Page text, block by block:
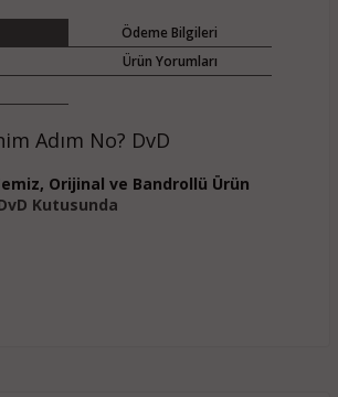
Ödeme Bilgileri
Ürün Yorumları
Adım No? DvD
Orijinal ve Bandrollü Ürün
Kutusunda